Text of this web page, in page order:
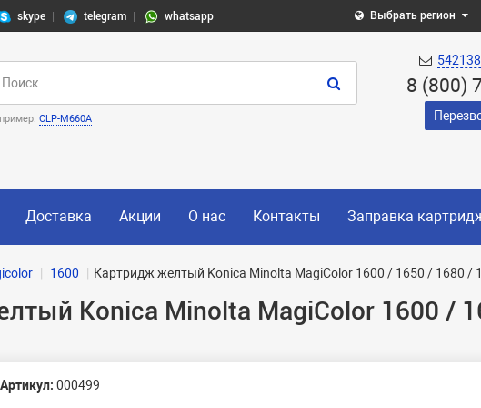
skype telegram whatsapp Выбрать регион
CLP-M660A
8 (800)
Доставка Акции О нас Контакты Заправка
1600 Картридж желтый Konica Minolta MagiColor 1600 / 1650 / 1680 /
Konica Minolta MagiColor 1600 /
Артикул: 000499